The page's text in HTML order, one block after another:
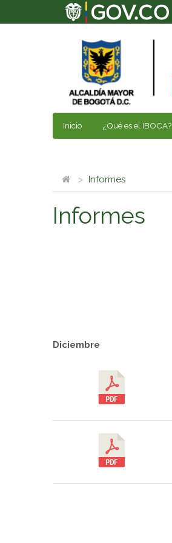
Inicio ¿Qué es el IBOCA?
Informes
Informes
Diciembre